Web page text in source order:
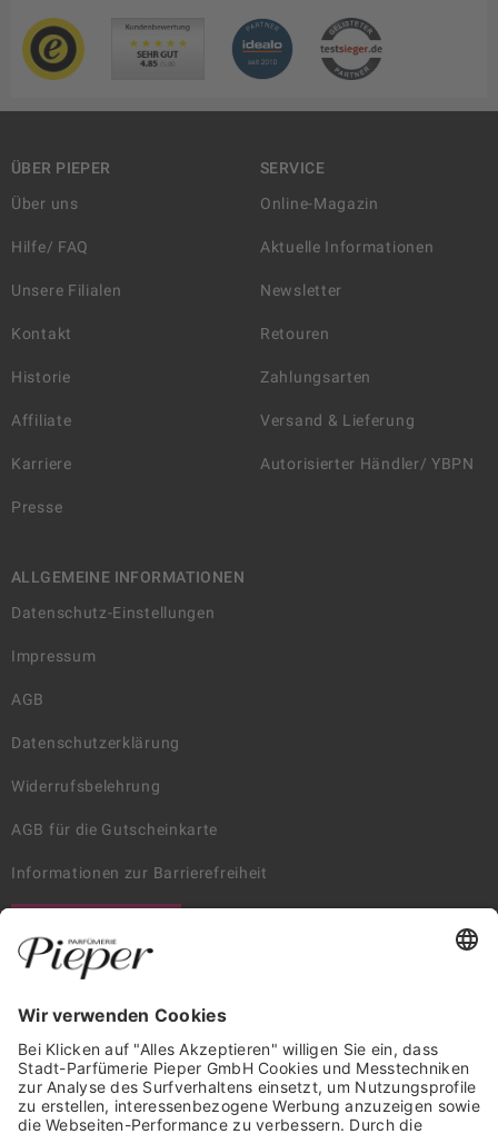
ÜBER PIEPER
Über uns
Hilfe/ FAQ
Unsere Filialen
Kontakt
Historie
Affiliate
Karriere
Presse
SERVICE
Online-Magazin
Aktuelle Informationen
Newsletter
Retouren
Zahlungsarten
Versand & Lieferung
Autorisierter Händler/ YBPN
ALLGEMEINE INFORMATIONEN
Datenschutz-Einstellungen
Impressum
AGB
Datenschutzerklärung
Widerrufsbelehrung
AGB für die Gutscheinkarte
Informationen zur Barrierefreiheit